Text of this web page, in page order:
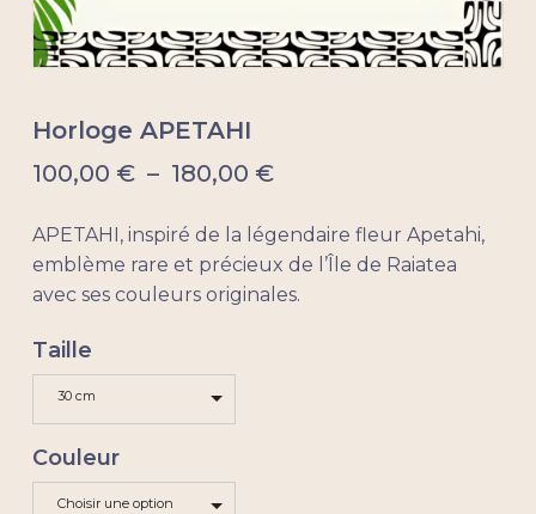
Horloge APETAHI
100,00 € – 180,00 €Plage
prix :
100,00 €
à
APETAHI, inspiré de la légendaire fleur Apetahi,
emblème rare et précieux de l’Île de Raiatea
avec ses couleurs originales.
Taille
30 cm
Couleur
Choisir une option